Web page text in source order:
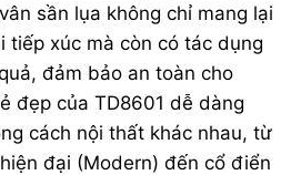
sần lụa không chỉ mang lại
tiếp xúc mà còn có tác dụng
đảm bảo an toàn cho
đẹp của TD8601 dễ dàng
cách nội thất khác nhau, từ
đại (Modern) đến cổ điển